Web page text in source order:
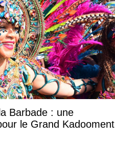
Barbade : une
le Grand Kadooment